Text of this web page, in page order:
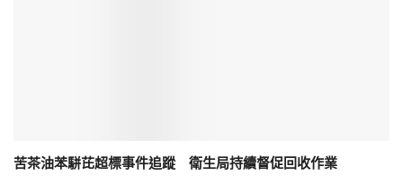
苦茶油苯駢芘超標事件追蹤 衛生局持續督促回收作業